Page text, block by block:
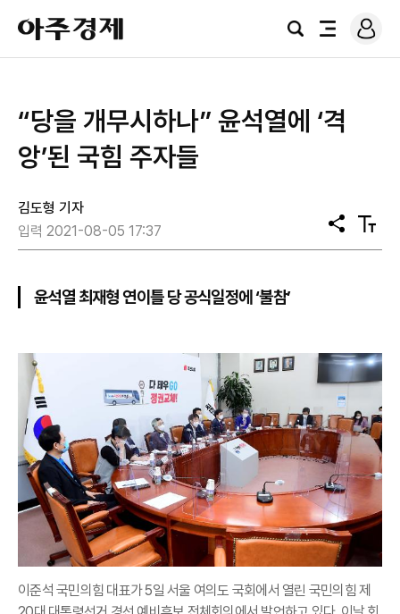
아
주
경
검
전
로
그
“당을 개무시하나” 윤석열에 ‘격
앙’된 국힘 주자들
김도형 기자
입력 2021-08-05 17:37
공
유
텍
스
윤석열 최재형 연이틀 당 공식일정에 ‘불참’
이준석 국민의힘 대표가 5일 서울 여의도 국회에서 열린 국민의힘 제